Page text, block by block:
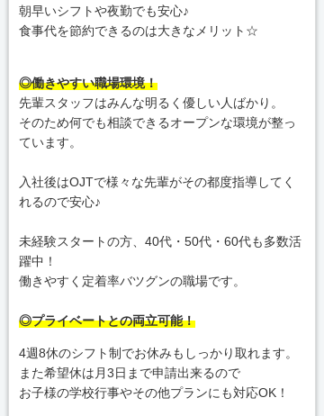
朝早いシフトや夜勤でも安心♪
食事代を節約できるのは大きなメリット☆
◎働きやすい職場環境！
先輩スタッフはみんな明るく優しい人ばかり。
そのため何でも相談できるオープンな環境が整っ
ています。
入社後はOJTで様々な先輩がその都度指導してく
れるので安心♪
未経験スタートの方、40代・50代・60代も多数活
躍中！
働きやすく定着率バツグンの職場です。
◎プライベートとの両立可能！
4週8休のシフト制でお休みもしっかり取れます。
また希望休は月3日まで申請出来るので
お子様の学校行事やその他プランにも対応OK！